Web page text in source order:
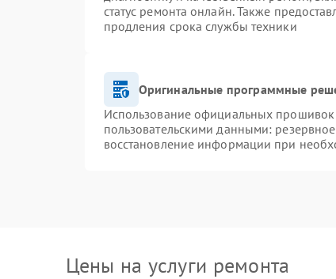
статус ремонта онлайн. Также
продления срока службы техники
Оригинальные программные
Использование официальных прошивок
пользовательскими данными:
восстановление информации при
Цены на услуги ремонта